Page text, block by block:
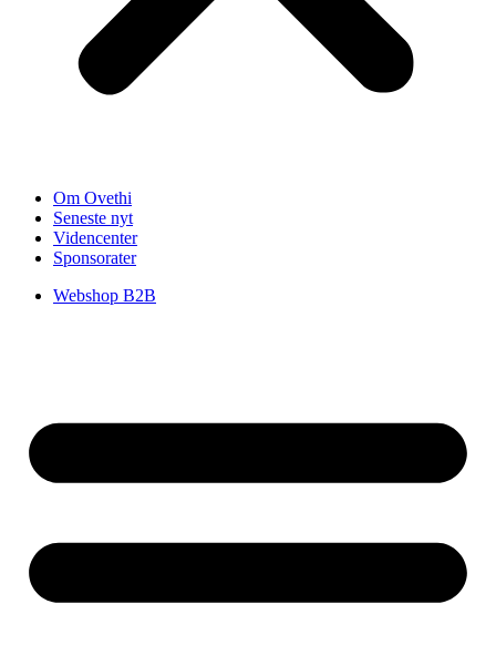
Om Ovethi
Seneste nyt
Videncenter
Sponsorater
Webshop B2B